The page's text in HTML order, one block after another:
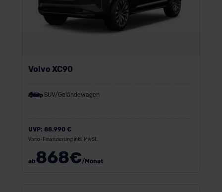
Volvo XC90
SUV/Geländewagen
UVP: 88.990 €
Vario-Finanzierung inkl. MwSt.
ab868€/Monat